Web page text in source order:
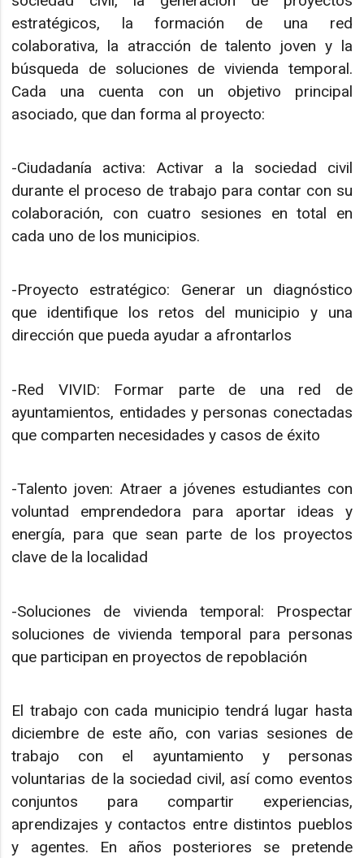
estratégicos, la formación de una red
colaborativa, la atracción de talento joven y la
búsqueda de soluciones de vivienda temporal.
Cada una cuenta con un objetivo principal
asociado, que dan forma al proyecto:
-Ciudadanía activa: Activar a la sociedad civil
durante el proceso de trabajo para contar con su
colaboración, con cuatro sesiones en total en
cada uno de los municipios.
-Proyecto estratégico: Generar un diagnóstico
que identifique los retos del municipio y una
dirección que pueda ayudar a afrontarlos
-Red VIVID: Formar parte de una red de
ayuntamientos, entidades y personas conectadas
que comparten necesidades y casos de éxito
-Talento joven: Atraer a jóvenes estudiantes con
voluntad emprendedora para aportar ideas y
energía, para que sean parte de los proyectos
clave de la localidad
-Soluciones de vivienda temporal: Prospectar
soluciones de vivienda temporal para personas
que participan en proyectos de repoblación
El trabajo con cada municipio tendrá lugar hasta
diciembre de este año, con varias sesiones de
trabajo con el ayuntamiento y personas
voluntarias de la sociedad civil, así como eventos
conjuntos para compartir experiencias,
aprendizajes y contactos entre distintos pueblos
y agentes. En años posteriores se pretende